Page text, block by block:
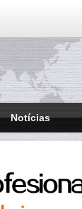
Notícias